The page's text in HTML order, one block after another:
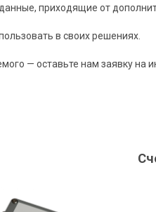
приходящие от
в своих решениях.
— оставьте нам заявку на